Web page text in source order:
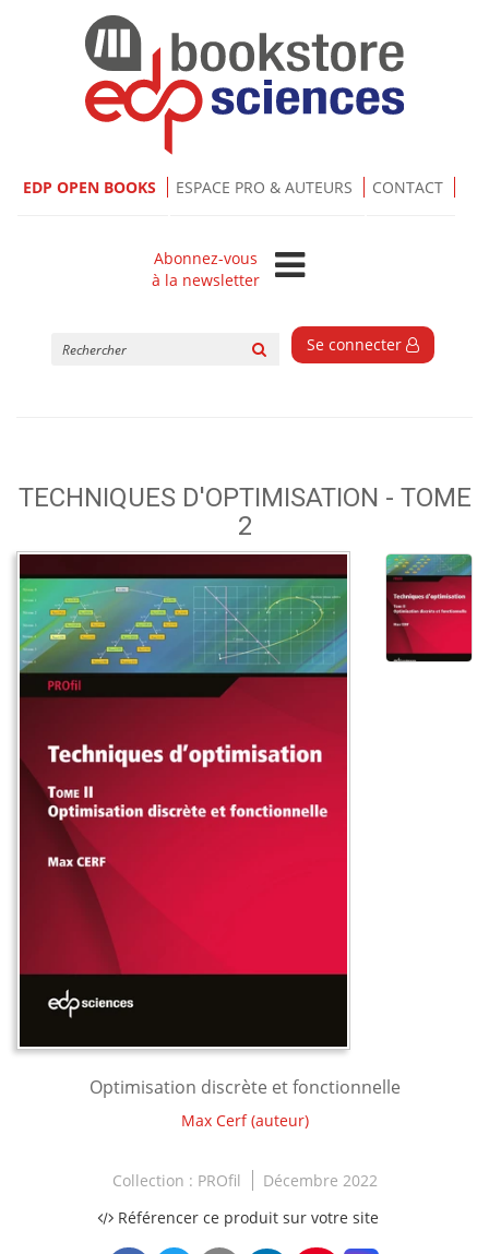
EDP OPEN BOOKS ESPACE PRO & AUTEURS CONTACT
Abonnez-vous
à la newsletter
Se connecter
TECHNIQUES D'OPTIMISATION - TOME
2
Optimisation discrète et fonctionnelle
Max Cerf(auteur)
Collection : PROfil
Décembre 2022
Référencer ce produit sur votre site